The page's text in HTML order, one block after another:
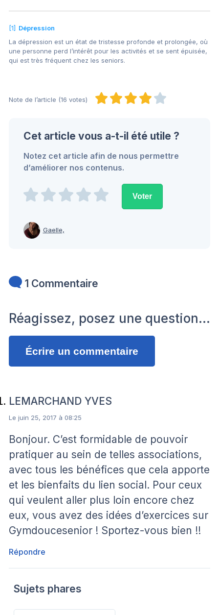
[1] Dépression
La dépression est un état de tristesse profonde et prolongée, où
une personne perd l’intérêt pour les activités et se sent épuisée,
qui est très fréquent chez les seniors.
Note de l’article (16 votes)
Cet article vous a-t-il été utile ?
Notez cet article afin de nous permettre
d’améliorer nos contenus.
Gaelle,
1 Commentaire
Réagissez, posez une question…
Écrire un commentaire
LEMARCHAND YVES
Le juin 25, 2017 à 08:25
Bonjour. C’est formidable de pouvoir
pratiquer au sein de telles associations,
avec tous les bénéfices que cela apporte
et les bienfaits du lien social. Pour ceux
qui veulent aller plus loin encore chez
eux, vous avez des idées d’exercices sur
Gymdoucesenior ! Sportez-vous bien !!
Répondre
Sujets phares